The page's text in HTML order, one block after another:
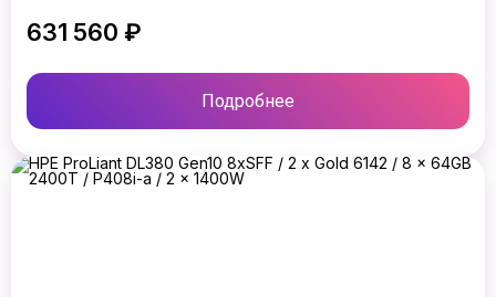
631 560 ₽
Подробнее